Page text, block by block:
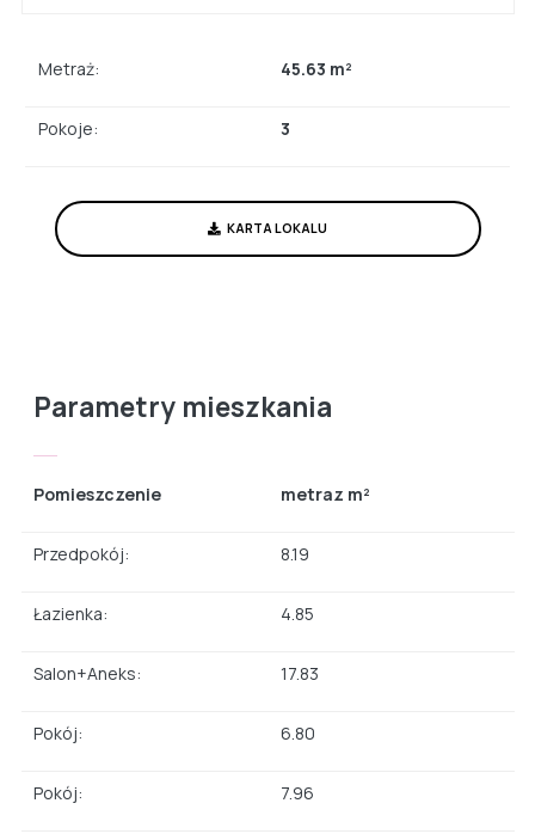
Metraż: 45.63 m²
Pokoje: 3
KARTA LOKALU
Parametry mieszkania
Pomieszczenie metraz m²
Przedpokój: 8.19
Łazienka: 4.85
Salon+Aneks: 17.83
Pokój: 6.80
Pokój: 7.96